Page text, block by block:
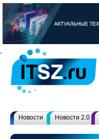
Новости Новости 2.0